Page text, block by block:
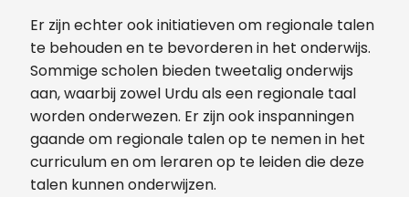
Er zijn echter ook initiatieven om regionale talen
te behouden en te bevorderen in het onderwijs.
Sommige scholen bieden tweetalig onderwijs
aan, waarbij zowel Urdu als een regionale taal
worden onderwezen. Er zijn ook inspanningen
gaande om regionale talen op te nemen in het
curriculum en om leraren op te leiden die deze
talen kunnen onderwijzen.